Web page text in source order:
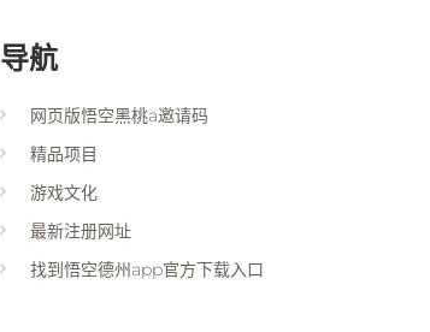
导航
网页版悟空黑桃a邀请码
精品项目
游戏文化
最新注册网址
找到悟空德州app官方下载入口